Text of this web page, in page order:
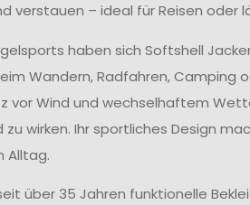
verstauen – ideal für Reisen oder
haben sich Softshell
Wandern, Radfahren, Camping
vor Wind und wechselhaftem
wirken. Ihr sportliches Design
Alltag.
über 35 Jahren funktionelle